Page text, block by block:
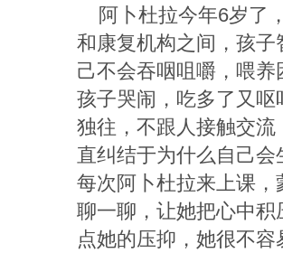
阿卜杜拉今年6岁了
和康复机构之间，孩
己不会吞咽咀嚼，喂
孩子哭闹，吃多了又
独往，不跟人接触交
直纠结于为什么自己会
每次阿卜杜拉来上课
聊一聊，让她把心中
点她的压抑，她很不容